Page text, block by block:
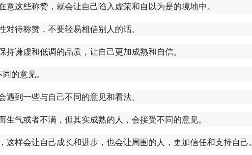
意这些称赞，就会让自己陷入虚荣和自以为是的境地中。
对待称赞，不要轻易相信别人的话。
持谦虚和低调的品质，让自己更加成熟和自信。
的意见。
遇到一些与自己不同的意见和看法。
生气或者不满，但其实成熟的人，会接受不同的意见。
这样会让自己成长和进步，也会让周围的人，更加信任和支持自己。